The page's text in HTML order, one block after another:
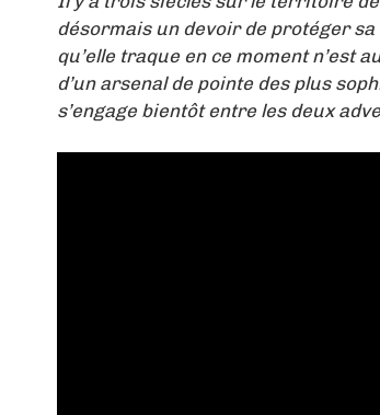
désormais un devoir de protéger sa
qu’elle traque en ce moment
d’un arsenal de pointe des plus
s’engage bientôt entre les deux